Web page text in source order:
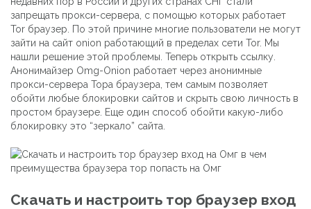
запрещать прокси-сервера, с помощью которых работает
Tor браузер. По этой причине многие пользователи не могут
зайти на сайт onion работающий в пределах сети Tor. Мы
нашли решение этой проблемы. Теперь открыть ссылку.
Анонимайзер Omg-Onion работает через анонимные
прокси-сервера Тора браузера, тем самым позволяет
обойти любые блокировки сайтов и скрыть свою личность в
простом браузере. Еще один способ обойти какую-либо
блокировку это “зеркало” сайта.
Скачать и настроить тор браузер вход